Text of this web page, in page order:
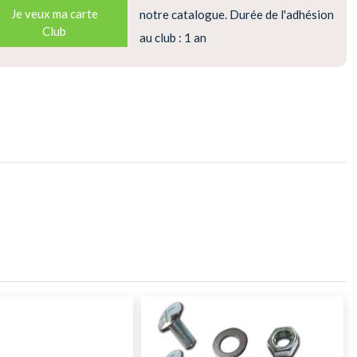
Je veux ma carte
Club
notre catalogue. Durée de l'adhésion
au club : 1 an